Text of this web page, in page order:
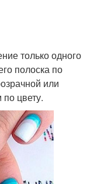
только одного
полоска по
или
цвету.